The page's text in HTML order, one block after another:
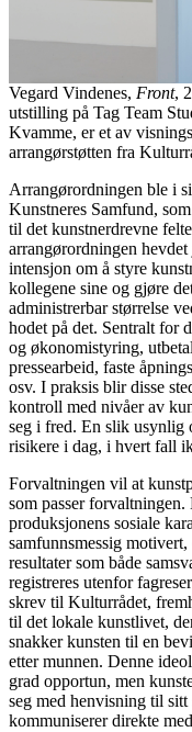
Vegard Vindenes, Front,
utstilling på Tag Team
Kvamme, er et av
arrangørstøtten fra
Arrangørordningen ble i
Kunstneres Samfund,
til det kunstnerdrevne
arrangørordningen
intensjon om å styre
kollegene sine og gjøre
administrerbar størrelse
hodet på det. Sentralt for
og økonomistyring,
pressearbeid, faste
osv. I praksis blir disse
kontroll med nivåer av
seg i fred. En slik usynlig
risikere i dag, i hvert fall
Forvaltningen vil at
som passer
produksjonens sosiale
samfunnsmessig
resultater som både
registreres utenfor
skrev til Kulturrådet,
til det lokale kunstlivet,
snakker kunsten til en
etter munnen. Denne
grad opportun, men
seg med henvisning til
kommuniserer direkte